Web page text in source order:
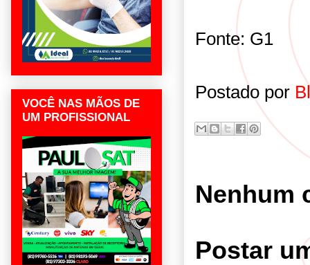
Fonte: G1
Postado por
Nenhum
Postar
VOCÊ NAS MÃOS DE
UM PROFISSIONAL